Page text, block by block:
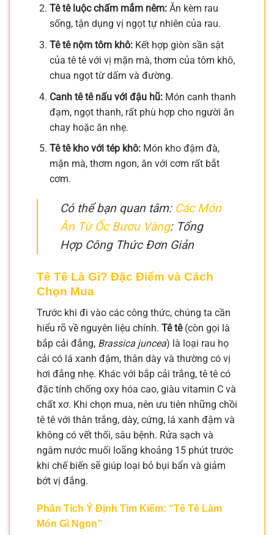
Tê tê luộc chấm mắm nêm:Ăn kèm rau
sống, tận dụng vị ngọt tự nhiên của rau.
Tê tê nộm tôm khô:Kết hợp giòn sần sật
của tê tê với vị mặn mà, thơm của tôm khô,
chua ngọt từ dấm và đường.
Canh tê tê nấu với đậu hũ:Món canh thanh
đạm, ngọt thanh, rất phù hợp cho người ăn
chay hoặc ăn nhẹ.
Tê tê kho với tép khô:Món kho đậm đà,
mặn mà, thơm ngon, ăn với cơm rất bắt
cơm.
Có thể bạn quan tâm: Các Món
Ăn Từ Ốc Bươu Vàng: Tổng
Hợp Công Thức Đơn Giản
Tê Tê Là Gì? Đặc Điểm và Cách
Chọn Mua
Trước khi đi vào các công thức, chúng ta cần
hiểu rõ về nguyên liệu chính. Tê tê(còn gọi là
bắp cải đắng, Brassica juncea) là loại rau họ
cải có lá xanh đậm, thân dày và thường có vị
hơi đắng nhẹ. Khác với bắp cải trắng, tê tê có
đặc tính chống oxy hóa cao, giàu vitamin C và
chất xơ. Khi chọn mua, nên ưu tiên những chồi
tê tê với thân trắng, dày, cứng, lá xanh đậm và
không có vết thối, sâu bệnh. Rửa sạch và
ngâm nước muối loãng khoảng 15 phút trước
khi chế biến sẽ giúp loại bỏ bụi bẩn và giảm
bớt vị đắng.
Phân Tích Ý Định Tìm Kiếm: “Tê Tê Làm
Món Gì Ngon”